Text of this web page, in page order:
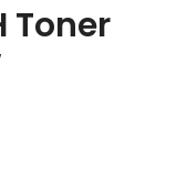
Toner